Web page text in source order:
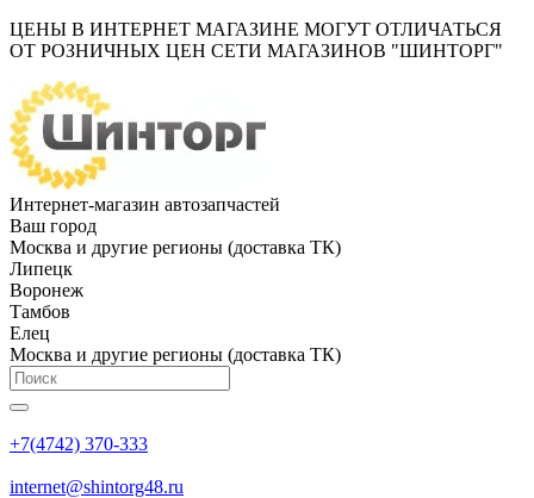
ЦЕНЫ В ИНТЕРНЕТ МАГАЗИНЕ МОГУТ ОТЛИЧАТЬСЯ
ОТ РОЗНИЧНЫХ ЦЕН СЕТИ МАГАЗИНОВ "ШИНТОРГ"
Интернет-магазин автозапчастей
Ваш город
Москва и другие регионы (доставка ТК)
Липецк
Воронеж
Тамбов
Елец
Москва и другие регионы (доставка ТК)
+7(4742) 370-333
internet@shintorg48.ru